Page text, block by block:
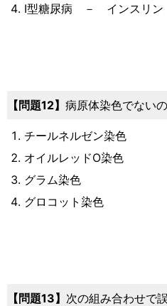
Ⅰ型糖尿病 － インスリ
12 病原体染色でない
チールネルゼン染色
オイルレッドO染色
グラム染色
グロコット染色
13 次の組み合わせで